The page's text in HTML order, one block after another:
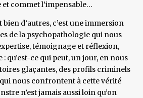
commet l’impensable…
bien d’autres, c’est une immersion
de la psychopathologie qui nous
témoignage et réflexion,
qu’est-ce qui peut, un jour, en nous
glaçantes, des profils criminels
nous confrontent à cette vérité
n’est jamais aussi loin qu’on